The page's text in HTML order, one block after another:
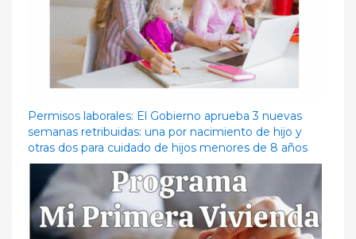
Permisos laborales: El Gobierno aprueba 3 nuevas
semanas retribuidas: una por nacimiento de hijo y
otras dos para cuidado de hijos menores de 8 años